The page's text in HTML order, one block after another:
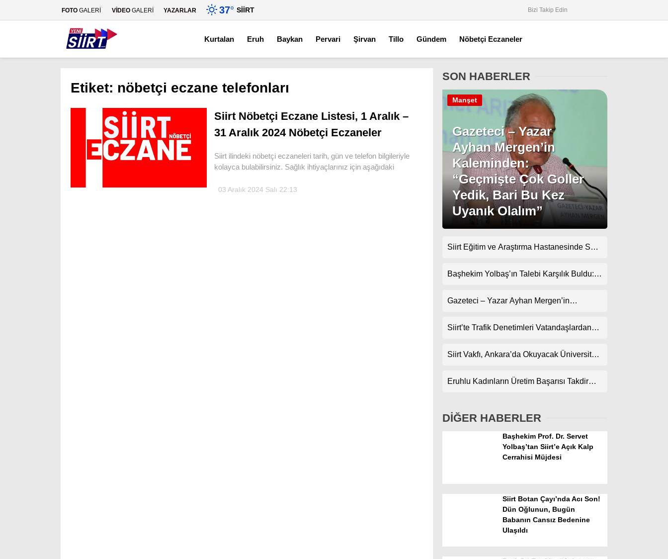
Gündem
Spor
Magazin
FOTO GALERİ VİDEO GALERİ YAZARLAR 37° SIIRT Bizi Takip Edin
Kurtalan Eruh Baykan Pervari Şirvan Tillo Gündem Nöbetçi Eczaneler
Etiket: nöbetçi eczane telefonları
Siirt Nöbetçi Eczane Listesi, 1 Aralık –
31 Aralık 2024 Nöbetçi Eczaneler
Siirt ilindeki nöbetçi eczaneleri tarih, gün ve telefon bilgileriyle
kolayca bulabilirsiniz. Sağlık ihtiyaçlarınız için aşağıdaki
03 Aralık 2024 Salı 22:13
SON HABERLER
Gazeteci – Yazar
Ayhan Mergen’in
Kaleminden:
“Geçmişte Çok Goller
Yedik, Bari Bu Kez
Uyanık Olalım”
Manşet
Siirt Eğitim ve Araştırma Hastanesinde Son
Randevularda Bekleme Süresi Kısaldı
Başhekim Yolbaş’ın Talebi Karşılık Buldu:
Gazeteci – Yazar Ayhan Mergen’in
Kuralları”
Siirt’te Trafik Denetimleri Vatandaşlardan
Siirt Vakfı, Ankara’da Okuyacak Üniversite
Eruhlu Kadınların Üretim Başarısı Takdir
DİĞER HABERLER
Başhekim Prof. Dr. Servet
Yolbaş’tan Siirt’e Açık Kalp
Cerrahisi Müjdesi
Siirt Botan Çayı’nda Acı Son!
Dün Oğlunun, Bugün
Babanın Cansız Bedenine
Ulaşıldı